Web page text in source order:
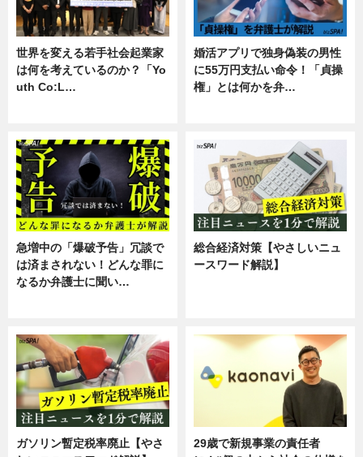
世界を変える若手社会起業家
は何を考えているのか？「Yo
uth Co:L…
婚活アプリで独身偽装の男性
に55万円支払い命令！「貞操
権」とは何かを弁…
急増中の「爆破予告」冗談で
は済まされない！どんな罪に
なるか弁護士に聞い…
総合経済対策【やさしいニュ
ースワード解説】
ガソリン暫定税率廃止【やさ
29歳で新規事業の責任者